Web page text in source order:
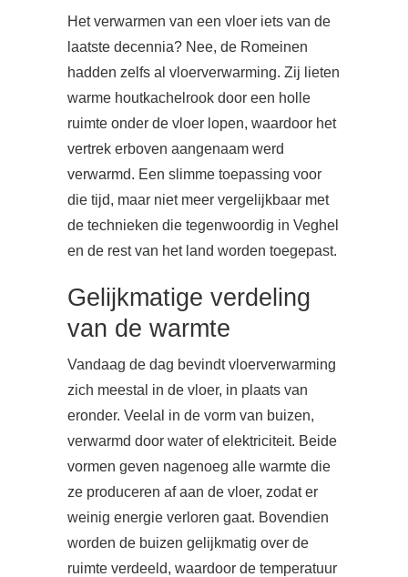
Het verwarmen van een vloer iets van de
laatste decennia? Nee, de Romeinen
hadden zelfs al vloerverwarming. Zij lieten
warme houtkachelrook door een holle
ruimte onder de vloer lopen, waardoor het
vertrek erboven aangenaam werd
verwarmd. Een slimme toepassing voor
die tijd, maar niet meer vergelijkbaar met
de technieken die tegenwoordig in Veghel
en de rest van het land worden toegepast.
Gelijkmatige verdeling
van de warmte
Vandaag de dag bevindt vloerverwarming
zich meestal in de vloer, in plaats van
eronder. Veelal in de vorm van buizen,
verwarmd door water of elektriciteit. Beide
vormen geven nagenoeg alle warmte die
ze produceren af aan de vloer, zodat er
weinig energie verloren gaat. Bovendien
worden de buizen gelijkmatig over de
ruimte verdeeld, waardoor de temperatuur